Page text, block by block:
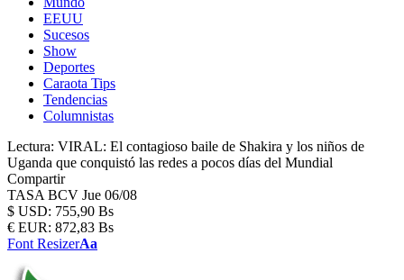
EEUU
Sucesos
Show
Deportes
Caraota Tips
Tendencias
Columnistas
Lectura: VIRAL: El contagioso baile de Shakira y los niños de
Uganda que conquistó las redes a pocos días del Mundial
Compartir
TASA BCV Jue 06/08
$ USD: 755,90 Bs
€ EUR: 872,83 Bs
Font ResizerAa